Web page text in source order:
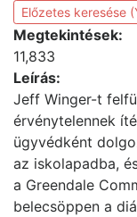
Előzetes keresése
Megtekintések:
11,833
Leírás:
Jeff Winger-t
érvénytelennek
ügyvédként
az iskolapadba,
a Greendale
belecsöppen a